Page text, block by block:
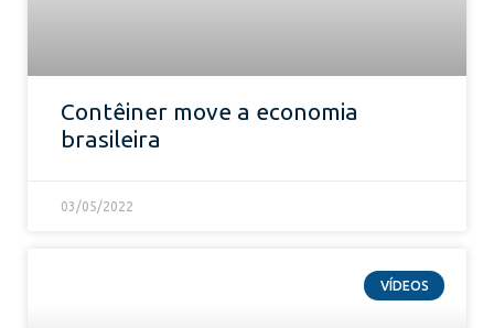
Contêiner move a economia
brasileira
03/05/2022
VÍDEOS